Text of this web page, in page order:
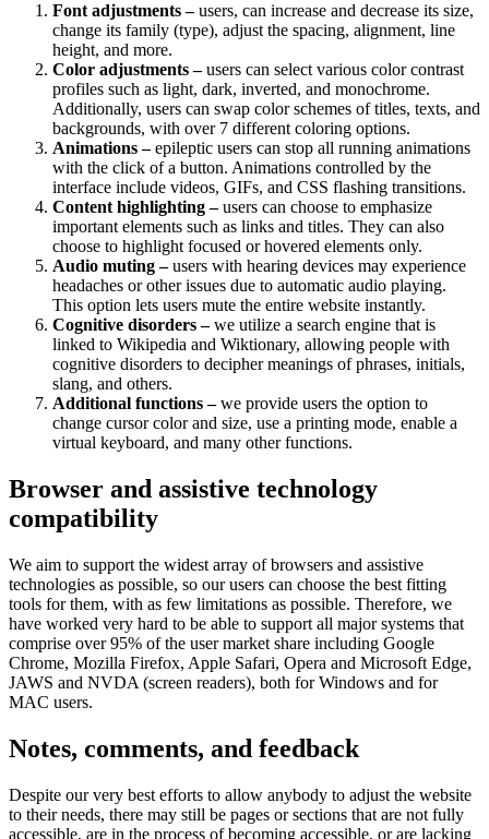
Font adjustments –users, can increase and decrease its size,
change its family (type), adjust the spacing, alignment, line
height, and more.
Color adjustments –users can select various color contrast
profiles such as light, dark, inverted, and monochrome.
Additionally, users can swap color schemes of titles, texts, and
backgrounds, with over 7 different coloring options.
Animations –epileptic users can stop all running animations
with the click of a button. Animations controlled by the
interface include videos, GIFs, and CSS flashing transitions.
Content highlighting –users can choose to emphasize
important elements such as links and titles. They can also
choose to highlight focused or hovered elements only.
Audio muting –users with hearing devices may experience
headaches or other issues due to automatic audio playing.
This option lets users mute the entire website instantly.
Cognitive disorders –we utilize a search engine that is
linked to Wikipedia and Wiktionary, allowing people with
cognitive disorders to decipher meanings of phrases, initials,
slang, and others.
Additional functions –we provide users the option to
change cursor color and size, use a printing mode, enable a
virtual keyboard, and many other functions.
Browser and assistive technology
compatibility
We aim to support the widest array of browsers and assistive
technologies as possible, so our users can choose the best fitting
tools for them, with as few limitations as possible. Therefore, we
have worked very hard to be able to support all major systems that
comprise over 95% of the user market share including Google
Chrome, Mozilla Firefox, Apple Safari, Opera and Microsoft Edge,
JAWS and NVDA (screen readers), both for Windows and for
MAC users.
Notes, comments, and feedback
Despite our very best efforts to allow anybody to adjust the website
to their needs, there may still be pages or sections that are not fully
accessible, are in the process of becoming accessible, or are lacking